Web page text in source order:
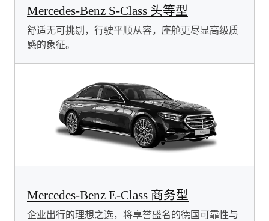
Mercedes-Benz S-Class 头等型
舒适无可挑剔，行驶平顺从容，座舱更尽显高级质
感的象征。
Mercedes-Benz E-Class 商务型
企业出行的理想之选，将享誉盛名的德国可靠性与